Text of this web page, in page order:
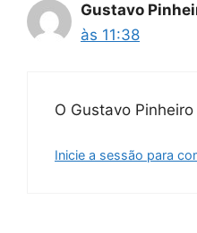
Gustavo
às 11:38
O Gustavo
Inicie a sessão para